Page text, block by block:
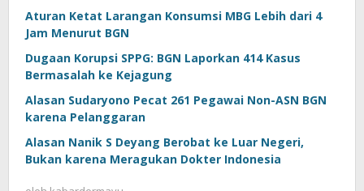
Aturan Ketat Larangan Konsumsi MBG Lebih dari 4
Jam Menurut BGN
Dugaan Korupsi SPPG: BGN Laporkan 414 Kasus
Bermasalah ke Kejagung
Alasan Sudaryono Pecat 261 Pegawai Non-ASN BGN
karena Pelanggaran
Alasan Nanik S Deyang Berobat ke Luar Negeri,
Bukan karena Meragukan Dokter Indonesia